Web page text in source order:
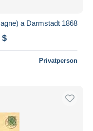
a Darmstadt 1868
$
Privatperson